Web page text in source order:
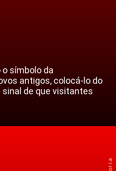
símbolo da
antigos, colocá-lo do
sinal de que visitantes